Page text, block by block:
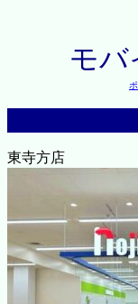
モバ
東寺方店